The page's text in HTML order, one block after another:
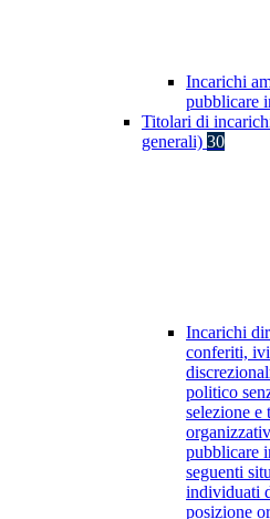
Incarichi
pubblicare
Titolari di
generali) 30
Incarichi
conferiti,
politico
selezione
pubblicare
seguenti
individuati
posizione